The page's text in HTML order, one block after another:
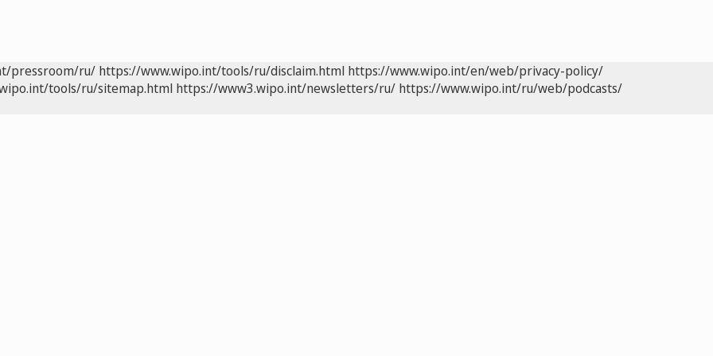
pressroom/ru/ https://www.wipo.int/tools/ru/disclaim.html https://www.wipo.int/en/web/privacy-policy/
tools/ru/sitemap.html https://www3.wipo.int/newsletters/ru/ https://www.wipo.int/ru/web/podcasts/